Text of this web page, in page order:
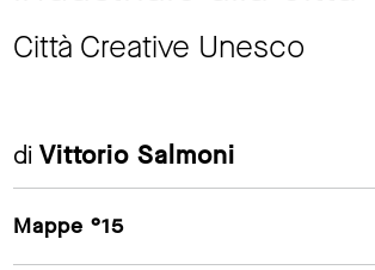
Città Creative Unesco
di Vittorio Salmoni
Mappe °15